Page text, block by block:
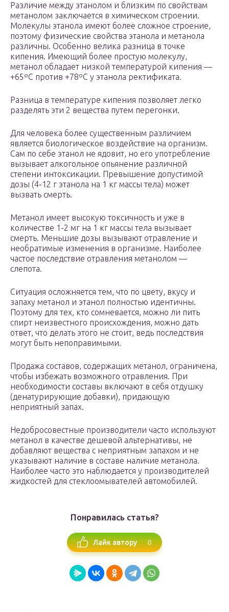
Различие между этанолом и близким по свойствам
метанолом заключается в химическом строении.
Молекулы этанола имеют более сложное строение,
поэтому физические свойства этанола и метанола
различны. Особенно велика разница в точке
кипения. Имеющий более простую молекулу,
метанол обладает низкой температурой кипения —
+65ºС против +78ºС у этанола ректификата.
Разница в температуре кипения позволяет легко
разделять эти 2 вещества путем перегонки.
Для человека более существенным различием
является биологическое воздействие на организм.
Сам по себе этанол не ядовит, но его употребление
вызывает алкогольное опьянение различной
степени интоксикации. Превышение допустимой
дозы (4-12 г этанола на 1 кг массы тела) может
вызвать смерть.
Метанол имеет высокую токсичность и уже в
количестве 1-2 мг на 1 кг массы тела вызывает
смерть. Меньшие дозы вызывают отравление и
необратимые изменения в организме. Наиболее
частое последствие отравления метанолом —
слепота.
Ситуация осложняется тем, что по цвету, вкусу и
запаху метанол и этанол полностью идентичны.
Поэтому для тех, кто сомневается, можно ли пить
спирт неизвестного происхождения, можно дать
ответ, что делать этого не стоит, ведь последствия
могут быть непоправимыми.
Продажа составов, содержащих метанол, ограничена,
чтобы избежать возможного отравления. При
необходимости составы включают в себя отдушку
(денатурирующие добавки), придающую
неприятный запах.
Недобросовестные производители часто используют
метанол в качестве дешевой альтернативы, не
добавляют вещества с неприятным запахом и не
указывают наличие в составе наличие метанола.
Наиболее часто это наблюдается у производителей
жидкостей для стеклоомывателей автомобилей.
Понравилась статья?
Лайк автору 0